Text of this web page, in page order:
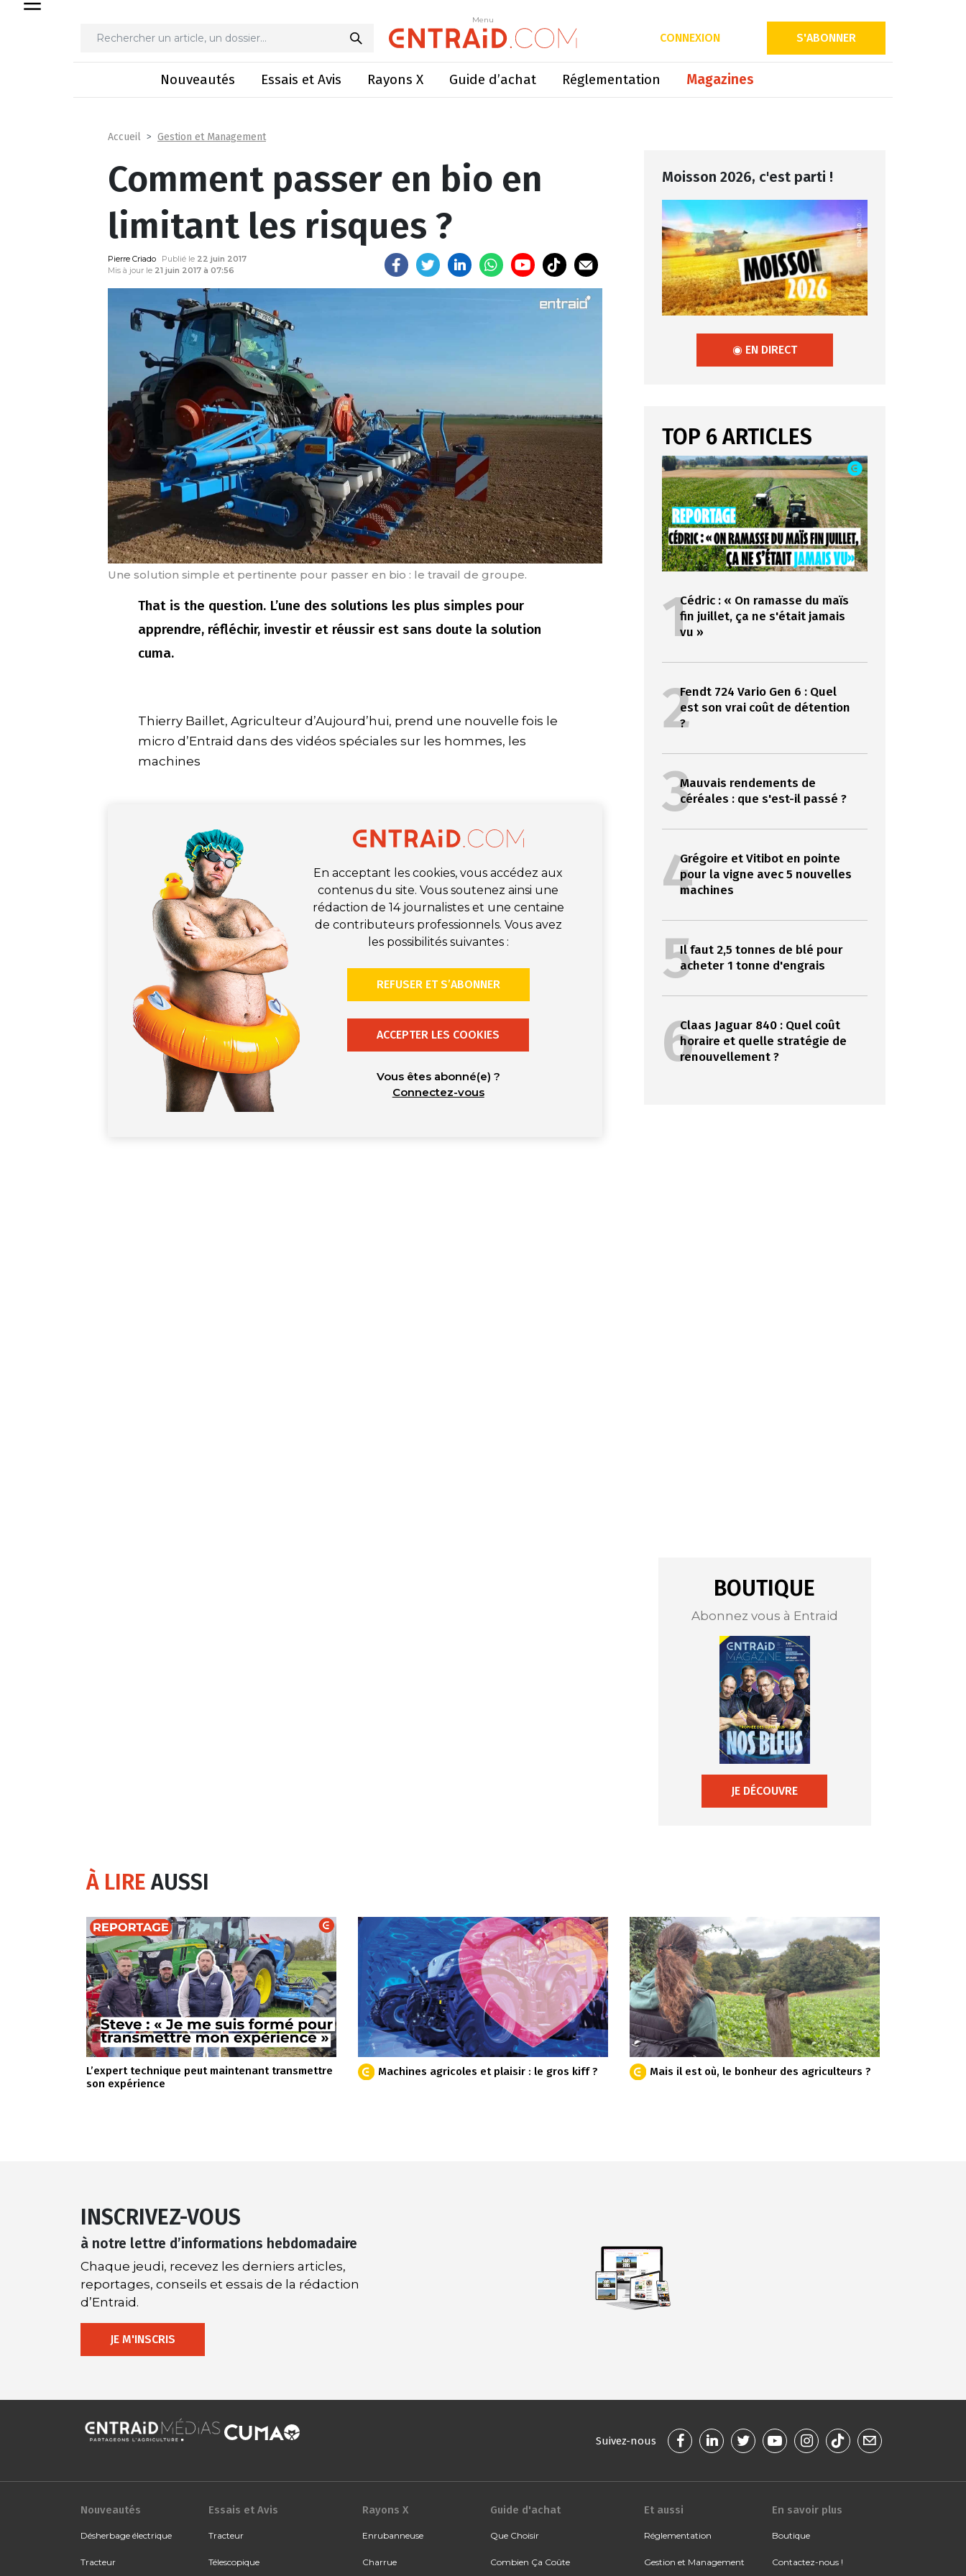
Menu
CONNEXION S'ABONNER
Nouveautés Essais et Avis Rayons X Guide d’achat Réglementation Magazines
Menu
Comment passer en bio en limitant les risques ?
Accueil Gestion et Management
Comment passer en bio en
limitant les risques ?
Pierre Criado Publié le 22 juin 2017
Mis à jour le 21 juin 2017 à 07:56
Une solution simple et pertinente pour passer en bio : le travail de groupe.
That is the question. L’une des solutions les plus simples pour
apprendre, réfléchir, investir et réussir est sans doute la solution
cuma.
Thierry Baillet, Agriculteur d’Aujourd’hui, prend une nouvelle fois le
micro d’Entraid dans des vidéos spéciales sur les hommes, les
machines
En acceptant les cookies, vous accédez aux
contenus du site. Vous soutenez ainsi une
rédaction de 14 journalistes et une centaine
de contributeurs professionnels. Vous avez
les possibilités suivantes :
REFUSER ET S’ABONNER
ACCEPTER LES COOKIES
Vous êtes abonné(e) ?
Connectez-vous
Moisson 2026, c'est parti !
◉ EN DIRECT
TOP 6 ARTICLES
1Cédric : « On ramasse du maïs
fin juillet, ça ne s'était jamais
vu »
2Fendt 724 Vario Gen 6 : Quel
est son vrai coût de détention
?
3Mauvais rendements de
céréales : que s'est-il passé ?
4Grégoire et Vitibot en pointe
pour la vigne avec 5 nouvelles
machines
5Il faut 2,5 tonnes de blé pour
acheter 1 tonne d'engrais
6Claas Jaguar 840 : Quel coût
horaire et quelle stratégie de
renouvellement ?
BOUTIQUE
Abonnez vous à Entraid
JE DÉCOUVRE
À LIREAUSSI
L’expert technique peut maintenant transmettre
son expérience
Machines agricoles et plaisir : le gros kiff ? Mais il est où, le bonheur des agriculteurs ?
INSCRIVEZ-VOUS
à notre lettre d’informations hebdomadaire
Chaque jeudi, recevez les derniers articles,
reportages, conseils et essais de la rédaction
d’Entraid.
JE M'INSCRIS
Suivez-nous
Nouveautés
Désherbage électrique
Tracteur
Essais et Avis
Tracteur
Télescopique
Rayons X
Enrubanneuse
Charrue
Guide d'achat
Que Choisir
Combien Ça Coûte
Et aussi
Réglementation
Gestion et Management
En savoir plus
Boutique
Contactez-nous !